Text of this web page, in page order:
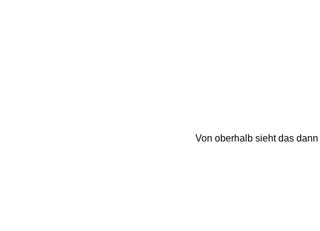
Von oberhalb sieht das